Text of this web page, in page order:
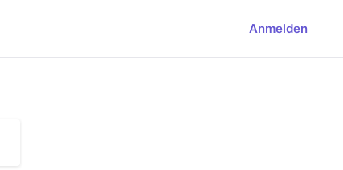
Anmelden